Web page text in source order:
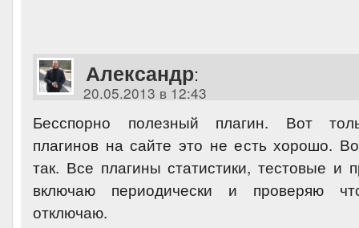
Александр:
20.05.2013 в 12:43
Бесспорно полезный плагин. Вот
плагинов на сайте это не есть хорошо.
так. Все плагины статистики, тестовые и
включаю периодически и проверяю
отключаю.